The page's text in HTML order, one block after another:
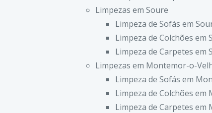
Limpezas em Soure
Limpeza de Sofás em
Limpeza de Colchões em
Limpeza de Carpetes em
Limpezas em Montemor-o-
Limpeza de Sofás em
Limpeza de Colchões
Limpeza de Carpetes